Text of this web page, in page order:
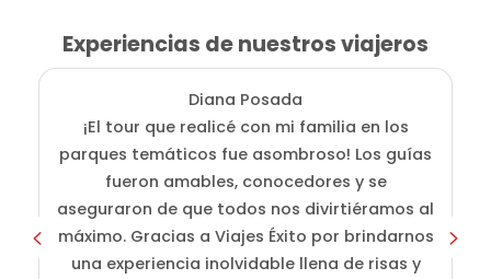
Experiencias de nuestros viajeros
Diana Posada
¡El tour que realicé con mi familia en los
parques temáticos fue asombroso! Los guías
fueron amables, conocedores y se
aseguraron de que todos nos divirtiéramos al
máximo. Gracias a Viajes Éxito por brindarnos
una experiencia inolvidable llena de risas y